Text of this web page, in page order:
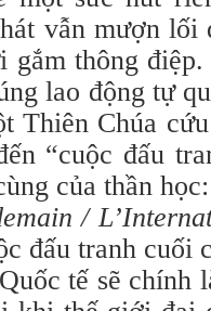
vẫn mượn lối
gắm thông
lao động tự
Thiên Chúa
“cuộc đấu
của thần
/
đấu tranh cuối
tế sẽ chính